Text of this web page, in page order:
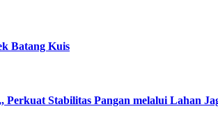
Batang Kuis
Stabilitas Pangan melalui Lahan